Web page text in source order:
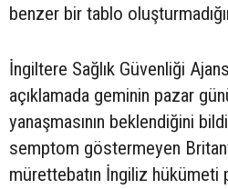
benzer bir tablo
İngiltere Sağlık Güvenliği
açıklamada geminin pazar
yanaşmasının beklendiğini
semptom göstermeyen
mürettebatın İngiliz hükümeti